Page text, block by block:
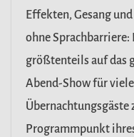
Effekten, Gesang
ohne Sprachbarriere:
größtenteils auf das
Abend-Show für
Übernachtungsgäste
Programmpunkt